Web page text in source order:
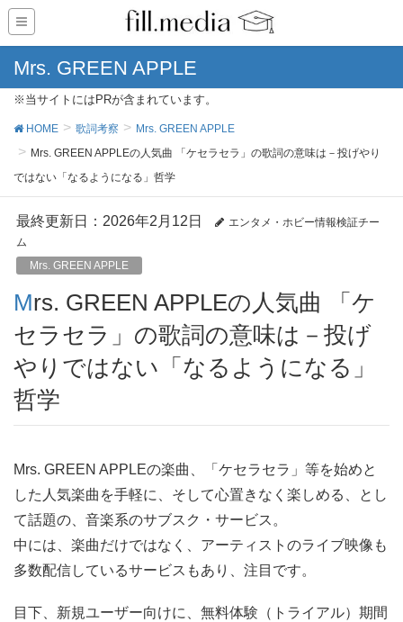
Mrs. GREEN APPLE
※当サイトにはPRが含まれています。
HOME 歌詞考察
Mrs. GREEN APPLE
Mrs. GREEN APPLEの人気曲 「ケセラセラ」の歌詞の意味は－投げやり
ではない「なるようになる」哲学
最終更新日：2026年2月12日
エンタメ・ホビー情報検証チー
ム
Mrs. GREEN APPLE
Mrs. GREEN APPLEの人気曲 「ケ
セラセラ」の歌詞の意味は－投げ
やりではない「なるようになる」
哲学
Mrs. GREEN APPLEの楽曲、「ケセラセラ」等を始めと
した人気楽曲を手軽に、そして心置きなく楽しめる、とし
て話題の、音楽系のサブスク・サービス。
中には、楽曲だけではなく、アーティストのライブ映像も
多数配信しているサービスもあり、注目です。
目下、新規ユーザー向けに、無料体験（トライアル）期間